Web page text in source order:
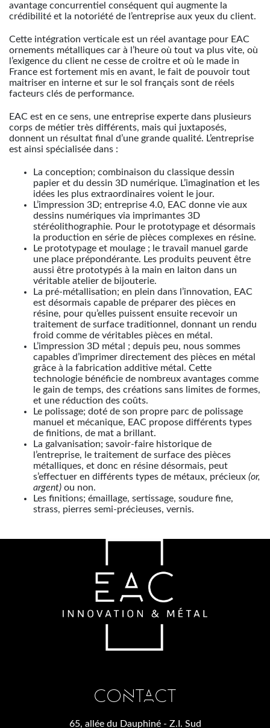
avantage concurrentiel conséquent qui augmente la
crédibilité et la notoriété de l’entreprise aux yeux du client.
Cette intégration verticale est un réel avantage pour EAC
ornements métalliques car à l’heure où tout va plus vite, où
l’exigence du client ne cesse de croitre et où le made in
France est fortement mis en avant, le fait de pouvoir tout
maitriser en interne et sur le sol français sont de réels
facteurs clés de performance.
EAC est en ce sens, une entreprise experte dans plusieurs
corps de métier très différents, mais qui juxtaposés,
donnent un résultat final d’une grande qualité. L’entreprise
est ainsi spécialisée dans :
La conception; combinaison du classique dessin
papier et du dessin 3D numérique. L’imagination et les
idées les plus extraordinaires voient le jour.
L’impression 3D; entreprise 4.0, EAC donne vie aux
dessins numériques via imprimantes 3D
stéréolithographie. Pour le prototypage et désormais
la production en série de pièces complexes en résine.
Le prototypage et moulage ; le travail manuel garde
une place prépondérante. Les produits peuvent être
aussi être prototypés à la main en laiton dans un
véritable atelier de bijouterie.
La pré-métallisation; en plein dans l’innovation, EAC
est désormais capable de préparer des pièces en
résine, pour qu’elles puissent ensuite recevoir un
traitement de surface traditionnel, donnant un rendu
froid comme de véritables pièces en métal.
L’impression 3D métal ; depuis peu, nous sommes
capables d’imprimer directement des pièces en métal
grâce à la fabrication additive métal. Cette
technologie bénéficie de nombreux avantages comme
le gain de temps, des créations sans limites de formes,
et une réduction des coûts.
Le polissage; doté de son propre parc de polissage
manuel et mécanique, EAC propose différents types
de finitions, de mat a brillant.
La galvanisation; savoir-faire historique de
l’entreprise, le traitement de surface des pièces
métalliques, et donc en résine désormais, peut
s’effectuer en différents types de métaux, précieux (or,
argent) ou non.
Les finitions; émaillage, sertissage, soudure fine,
strass, pierres semi-précieuses, vernis.
CONTACT
65, allée du Dauphiné - Z.I. Sud